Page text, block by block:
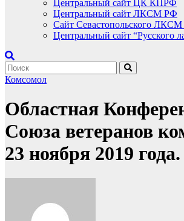
Центральный сайт ЦК КПРФ
Центральный сайт ЛКСМ РФ
Сайт Севастопольского
Центральный сайт “Русского
Комсомол
Областная
Союза ветеранов
23 ноября 2019 года.